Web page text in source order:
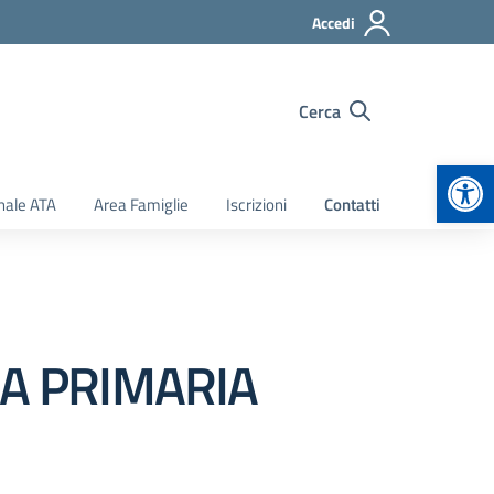
Accedi
Cerca
ATA Area Famiglie Iscrizioni Contatti
PRIMARIA